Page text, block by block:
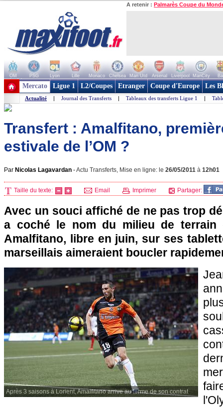
A retenir : Palmarès Coupe du
OM PSG Lyon Lille Monaco Chelsea Man Utd Arsenal Liverpool ManCity
+ de clubs
Mercato Ligue 1 L2/Coupes Etranger Coupe d'Europe Les
Actualité | Journal des Transferts | Tableaux des transferts Ligue 1 |
Transfert : Amalfitano,
estivale de l’OM ?
Par Nicolas Lagavardan -Actu Transferts, Mise en ligne: le 26/05/2011 à 12h01
Taille du texte: Email Imprimer Partager:
Avec un souci affiché de ne pas trop
a coché le nom du milieu de terrain
Amalfitano, libre en juin, sur ses
marseillais aimeraient boucler
Après 3 saisons à Lorient, Amalfitano arrive au terme de son contrat